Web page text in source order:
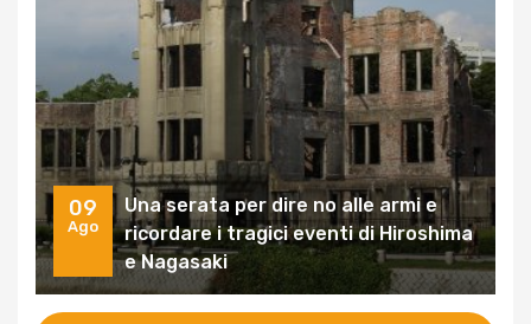
09
Ago
Una serata per dire no alle armi e
ricordare i tragici eventi di Hiroshima
e Nagasaki